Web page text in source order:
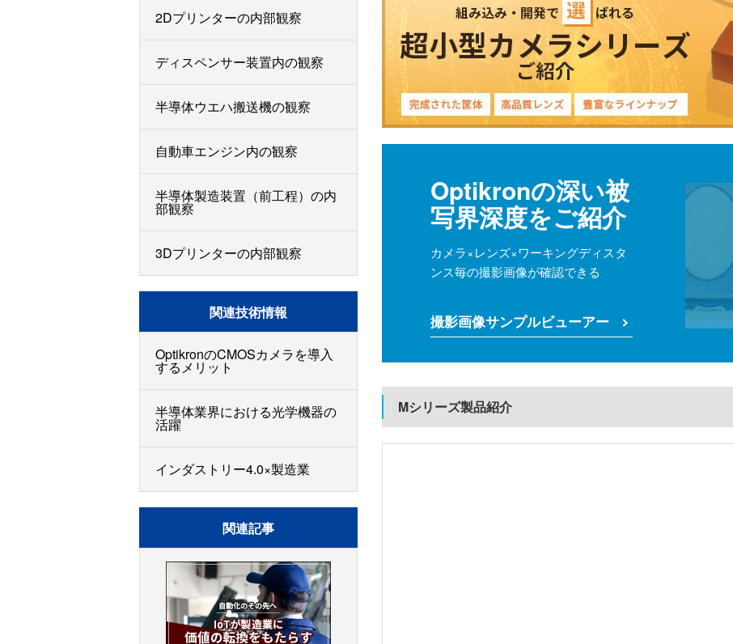
Optikronの深い被
写界深度をご紹介
カメラ×レンズ×ワーキングディスタ
ンス毎の撮影画像が確認できる
撮影画像サンプルビューアー
Mシリーズ製品紹介
2Dプリンターの内部観察
ディスペンサー装置内の観察
半導体ウエハ搬送機の観察
自動車エンジン内の観察
半導体製造装置（前工程）の内
部観察
3Dプリンターの内部観察
関連技術情報
OptikronのCMOSカメラを導入
するメリット
半導体業界における光学機器の
活躍
インダストリー4.0×製造業
関連記事